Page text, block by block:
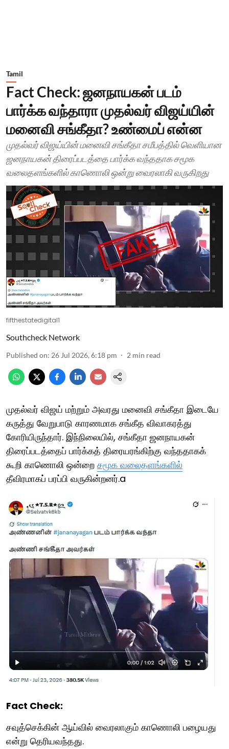
Tamil
Fact Check: ஜனநாயகன் படம்
பார்க்க வந்தாரா முதல்வர் விஜய்யின்
மனைவி சங்கீதா? உண்மைப் என்ன
முதல்வர் விஜய்யின் மனைவி சங்கீதா சமீபத்தில் வெளியான
ஜனநாயகன் திரைப்படத்தை பார்க்க வந்ததாக சமூக
வலைதளங்களில் காணொலி ஒன்று வைரலாகி வருகிறது
fifthestatedigital1
Southcheck Network
Published on: 26 Jul 2026, 6:18 pm 2 min read
முதல்வர் விஜய் மற்றும் அவரது மனைவி சங்கீதா இடையே
கருத்து வேறுபாடு காரணமாக சங்கீத விவாகரத்து
கோரியிருந்தார். இந்நிலையில், சங்கீதா ஜனநாயகன்
திரைப்படத்தைப் பார்க்கத் திரையரங்கிற்கு வந்ததாகக்
கூறி காணொலி ஒன்றை சமூக வலைதளங்களில்
தீவிரமாகப் பரப்பி வருகின்றனர்.a
Fact Check:
சவுத்செக்கின் ஆய்வில் வைரலாகும் காணொலி பழையது
என்று தெரியவந்தது.